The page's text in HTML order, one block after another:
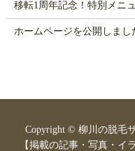
移転1周年記念！特別メニ
ホームページを公開しまし
Copyright © 柳川の脱毛
【掲載の記事・写真・イ